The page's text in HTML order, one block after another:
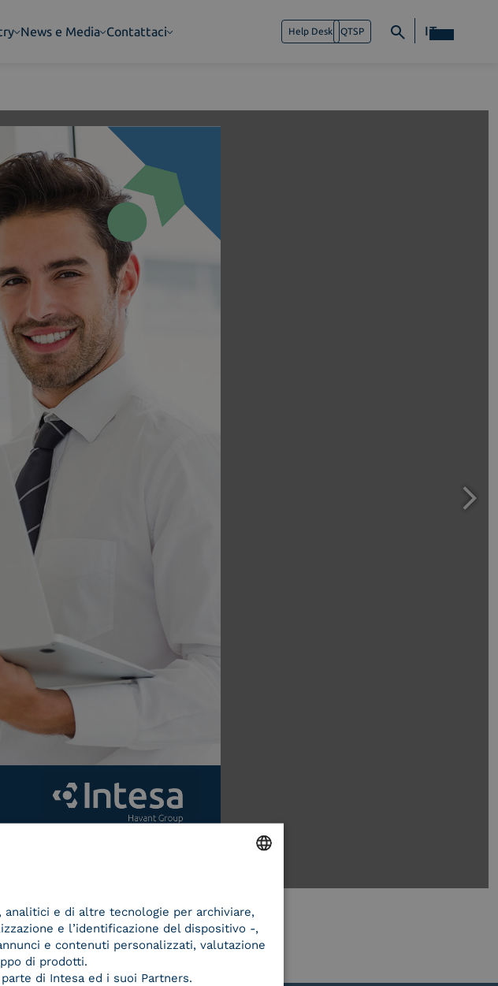
News e Media Contattaci Help Desk QTSP IT
ITALIAN
e di altre tecnologie per archiviare,
e l’identificazione del dispositivo -,
e contenuti personalizzati, valutazione
di prodotti.
di Intesa ed i suoi Partners.